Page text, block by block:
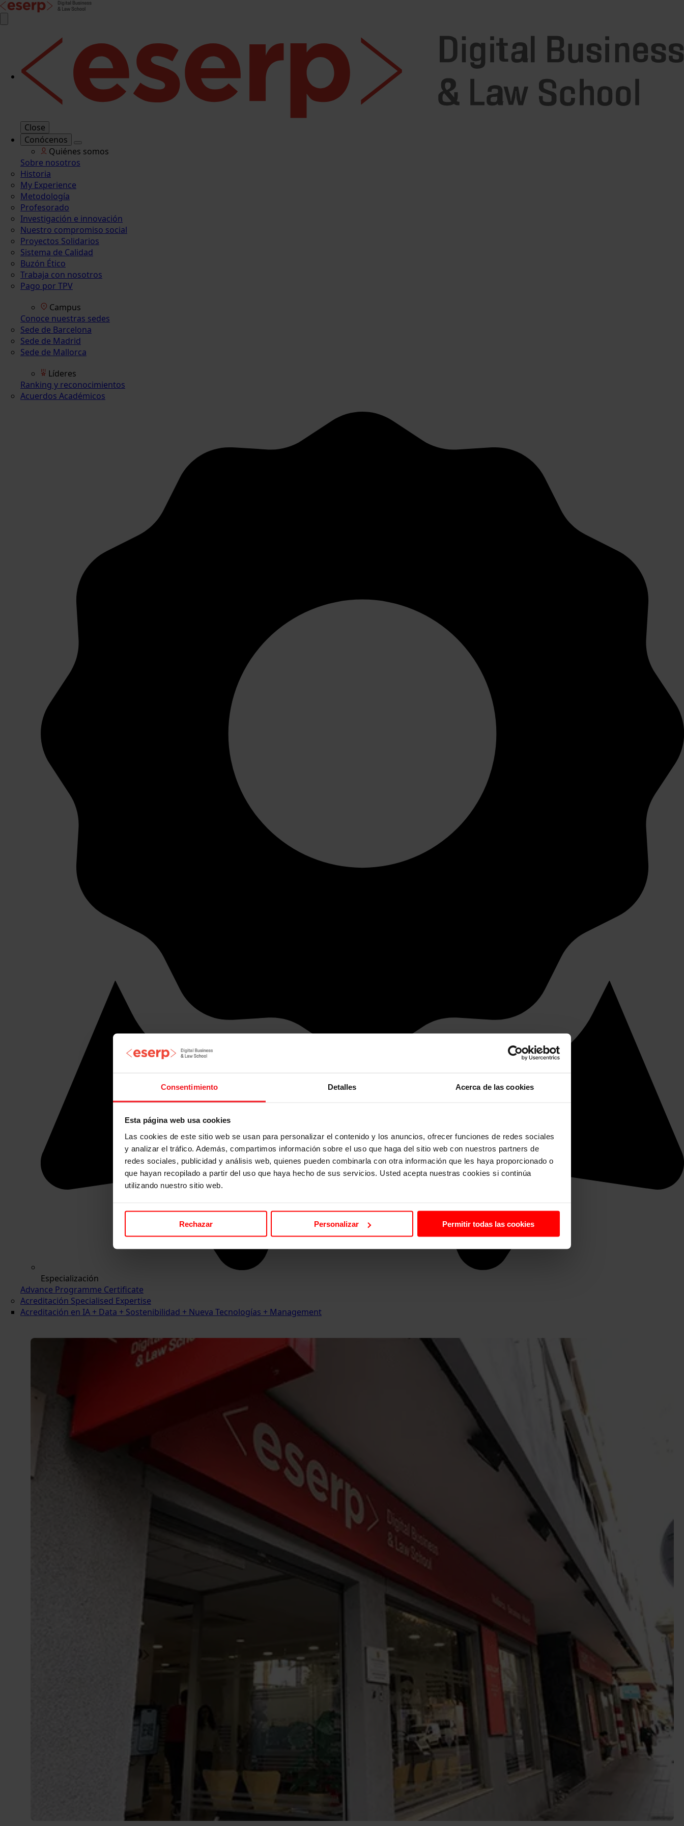
Consentimiento Detalles Acerca de las cookies
Esta página web usa cookies
Las cookies de este sitio web se usan para personalizar el contenido y los anuncios, ofrecer funciones de redes sociales
y analizar el tráfico. Además, compartimos información sobre el uso que haga del sitio web con nuestros partners de
redes sociales, publicidad y análisis web, quienes pueden combinarla con otra información que les haya proporcionado o
que hayan recopilado a partir del uso que haya hecho de sus servicios. Usted acepta nuestras cookies si continúa
utilizando nuestro sitio web.
Rechazar Personalizar Permitir todas las cookies
Close
Conócenos
Quiénes somos
Sobre nosotros
Historia
My Experience
Metodología
Profesorado
Investigación e innovación
Nuestro compromiso social
Proyectos Solidarios
Sistema de Calidad
Buzón Ético
Trabaja con nosotros
Pago por TPV
Campus
Conoce nuestras sedes
Sede de Barcelona
Sede de Madrid
Sede de Mallorca
Líderes
Ranking y reconocimientos
Acuerdos Académicos
Especialización
Advance Programme Certificate
Acreditación Specialised Expertise
Acreditación en IA + Data + Sostenibilidad + Nueva Tecnologías + Management